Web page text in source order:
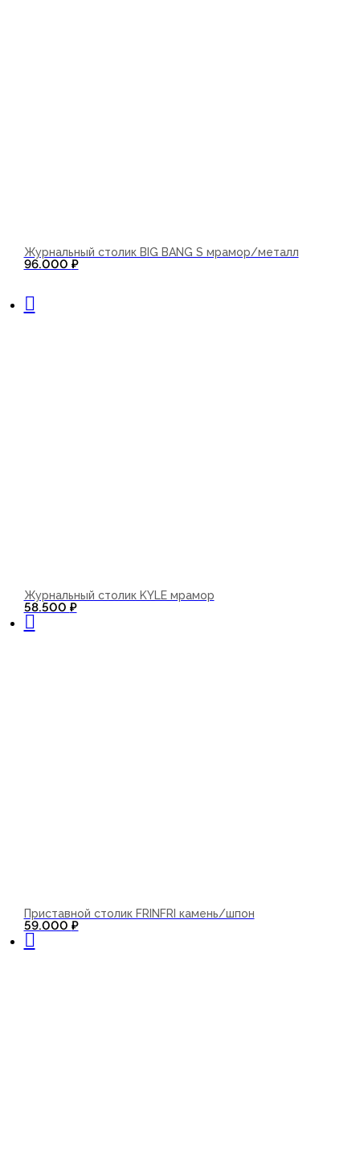
Журнальный столик BIG BANG S мрамор/металл
96.000 ₽
Журнальный столик KYLE мрамор
58.500 ₽
Приставной столик FRINFRI камень/шпон
59.000 ₽